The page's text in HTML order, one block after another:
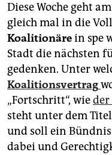
abo
genossenschaft
epaper login
Diese Woche geht
gleich mal in die
Koalitionärein spe
Stadt die nächsten
gedenken. Unter
Koalitionsvertrag
„Fortschritt“, wieder
steht unter dem
und soll ein
dabei und